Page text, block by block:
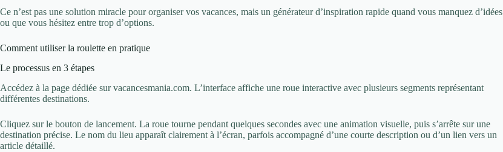
Ce n’est pas une solution miracle pour organiser vos vacances, mais un générateur d’inspiration rapide quand vous manquez d’idées
ou que vous hésitez entre trop d’options.
Comment utiliser la roulette en pratique
Le processus en 3 étapes
Accédez à la page dédiée sur vacancesmania.com. L’interface affiche une roue interactive avec plusieurs segments représentant
différentes destinations.
Cliquez sur le bouton de lancement. La roue tourne pendant quelques secondes avec une animation visuelle, puis s’arrête sur une
destination précise. Le nom du lieu apparaît clairement à l’écran, parfois accompagné d’une courte description ou d’un lien vers un
article détaillé.